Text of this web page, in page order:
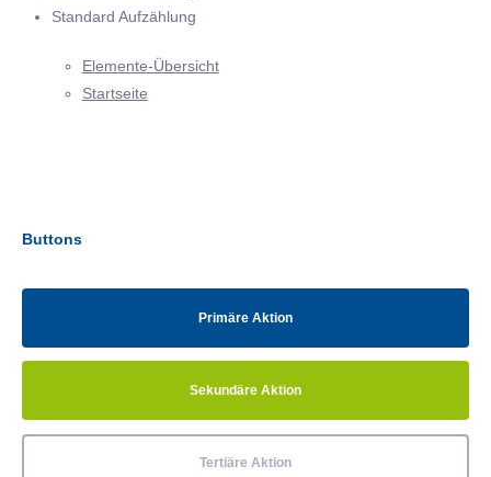
Standard Aufzählung
Elemente-Übersicht
Startseite
Buttons
Primäre Aktion
Sekundäre Aktion
Tertiäre Aktion